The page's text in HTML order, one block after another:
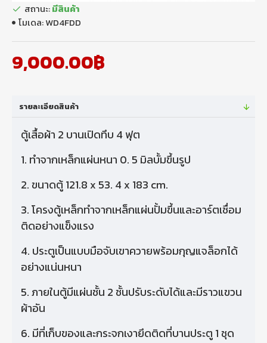
9,000.00฿
สถานะ:มีสินค้า
โมเดล:WD4FDD
รายละเอียดสินค้า
ตู้เสื้อผ้า 2 บานเปิดทึบ 4 ฟุต
1. ทําจากเหล็กแผ่นหนา 0. 5 มิลบั้มขึ้นรูป
2. ขนาดตู้ 121.8 x 53. 4 x 183 cm.
3. โครงตู้เหล็กทําจากเหล็กแผ่นปั้มขึ้นและอาร์ตเชื่อม
ติดอย่างแข็งแรง
4. ประตูเป็นแบบมือจับเขาควายพร้อมกุญแจล็อกได้
อย่างแน่นหนา
5. ภายในตู้มีแผ่นชั้น 2 ชั้นปรับระดับได้และมีราวแขวน
ผ้าอัน
6. มีที่เก็บของและกระจกเงายึดติดที่บานประตู 1 ชุด